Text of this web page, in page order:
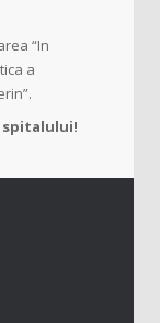
“In
a
spitalului!